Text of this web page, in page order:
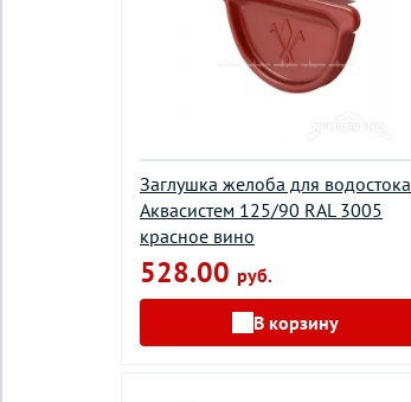
Заглушка желоба для водостока
Аквасистем 125/90 RAL 3005
красное вино
528.00 руб.
В корзину